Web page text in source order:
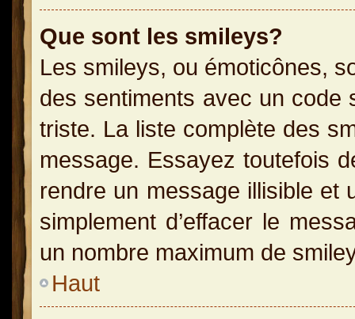
Que sont les smileys?
Les smileys, ou émoticônes,
des sentiments avec un code
triste. La liste complète des
message. Essayez toutefois
rendre un message illisible et
simplement d’effacer le
un nombre maximum de
Haut